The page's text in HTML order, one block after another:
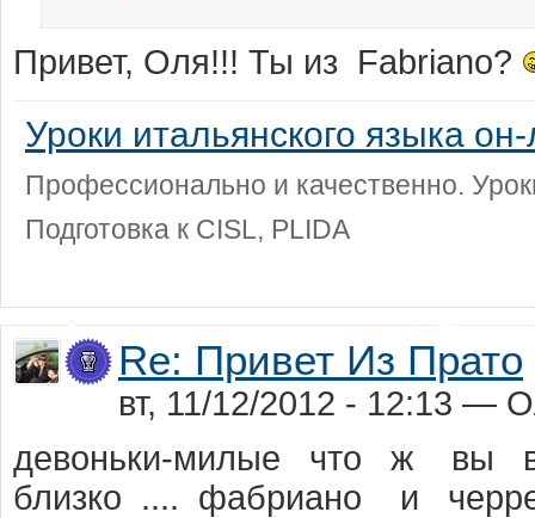
Привет, Оля!!! Ты из Fabriano?
Уроки итальянского языка
Профессионально и качественно.
Подготовка к CISL, PLIDA
Re: Привет Из Прато
вт, 11/12/2012 - 12:13 —
девоньки-милые что ж вы
близко .... фабриано и